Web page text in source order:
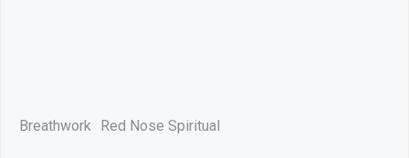
Breathwork Red Nose Spiritual